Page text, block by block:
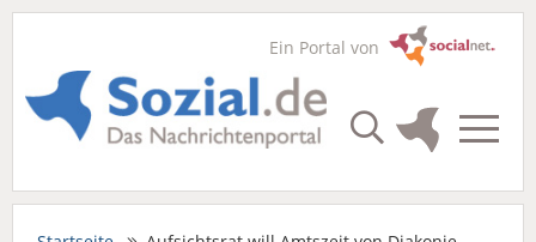
Ein Portal von